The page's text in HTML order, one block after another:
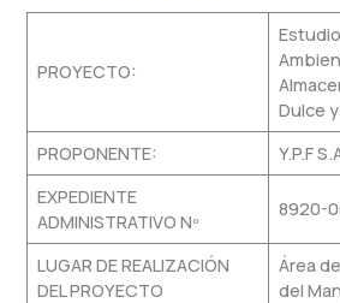
PROYECTO:
Dulce
PROPONENTE:
Y.P.F
EXPEDIENTE
ADMINISTRATIVO Nº
8920-
LUGAR DE REALIZACIÓN
DEL PROYECTO
Área
del